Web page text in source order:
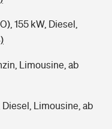
155 kW, Diesel,
Limousine, ab
Diesel, Limousine, ab